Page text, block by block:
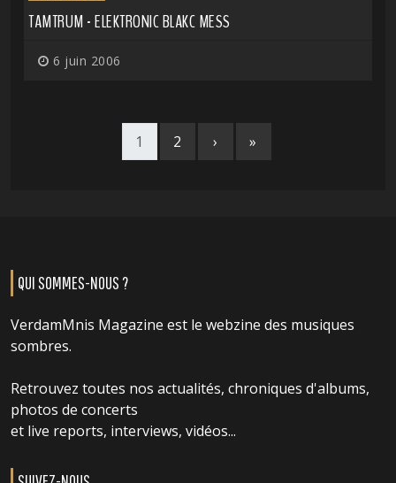
TAMTRUM - ELEKTRONIC BLAKC MESS
6 juin 2006
1 2 › »
QUI SOMMES-NOUS ?
VerdamMnis Magazine est le webzine des musiques
sombres.
Retrouvez toutes nos actualités, chroniques d'albums,
photos de concerts
et live reports, interviews, vidéos...